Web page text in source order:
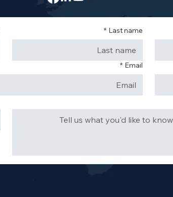
Last name
*
Email
*